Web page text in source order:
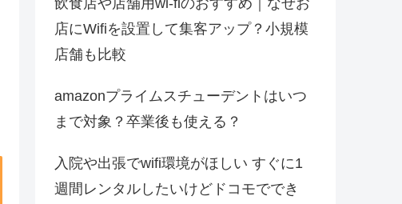
店にWifiを設置して集客アップ？小規模
店舗も比較
amazonプライムスチューデントはいつ
まで対象？卒業後も使える？
入院や出張でwifi環境がほしい すぐに1
週間レンタルしたいけどドコモででき